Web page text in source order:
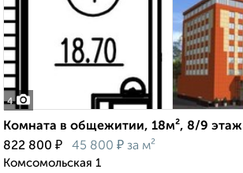
4
Комната в общежитии, 18м², 8/9 этаж
822 800 ₽ 45 800 ₽ за м²
Комсомольская 1